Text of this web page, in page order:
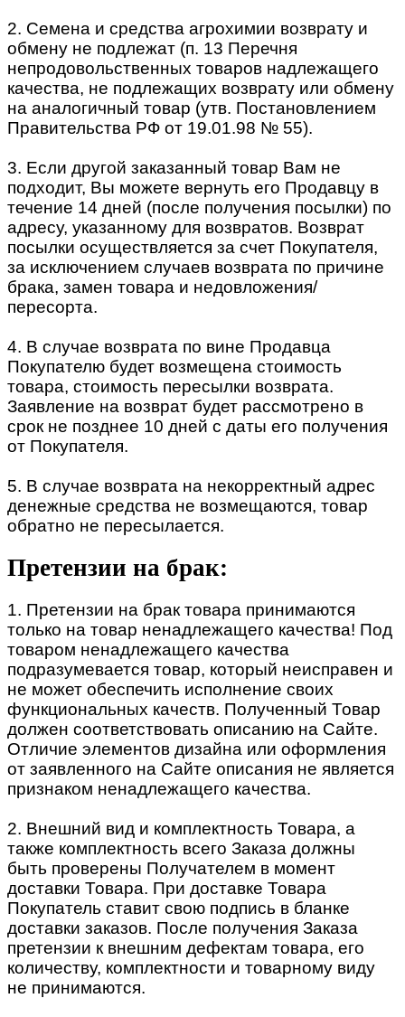
2. Семена и средства агрохимии возврату и
обмену не подлежат (п. 13 Перечня
непродовольственных товаров надлежащего
качества, не подлежащих возврату или обмену
на аналогичный товар (утв. Постановлением
Правительства РФ от 19.01.98 № 55).
3. Если другой заказанный товар Вам не
подходит, Вы можете вернуть его Продавцу в
течение 14 дней (после получения посылки) по
адресу, указанному для возвратов. Возврат
посылки осуществляется за счет Покупателя,
за исключением случаев возврата по причине
брака, замен товара и недовложения/
пересорта.
4. В случае возврата по вине Продавца
Покупателю будет возмещена стоимость
товара, стоимость пересылки возврата.
Заявление на возврат будет рассмотрено в
срок не позднее 10 дней с даты его получения
от Покупателя.
5. В случае возврата на некорректный адрес
денежные средства не возмещаются, товар
обратно не пересылается.
Претензии на брак:
1. Претензии на брак товара принимаются
только на товар ненадлежащего качества! Под
товаром ненадлежащего качества
подразумевается товар, который неисправен и
не может обеспечить исполнение своих
функциональных качеств. Полученный Товар
должен соответствовать описанию на Сайте.
Отличие элементов дизайна или оформления
от заявленного на Сайте описания не является
признаком ненадлежащего качества.
2. Внешний вид и комплектность Товара, а
также комплектность всего Заказа должны
быть проверены Получателем в момент
доставки Товара. При доставке Товара
Покупатель ставит свою подпись в бланке
доставки заказов. После получения Заказа
претензии к внешним дефектам товара, его
количеству, комплектности и товарному виду
не принимаются.